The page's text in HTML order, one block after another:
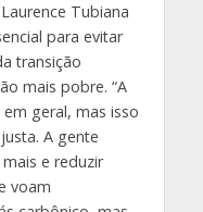
Tubiana
para evitar
transição
mais pobre. “A
geral, mas isso
A gente
e reduzir
voam